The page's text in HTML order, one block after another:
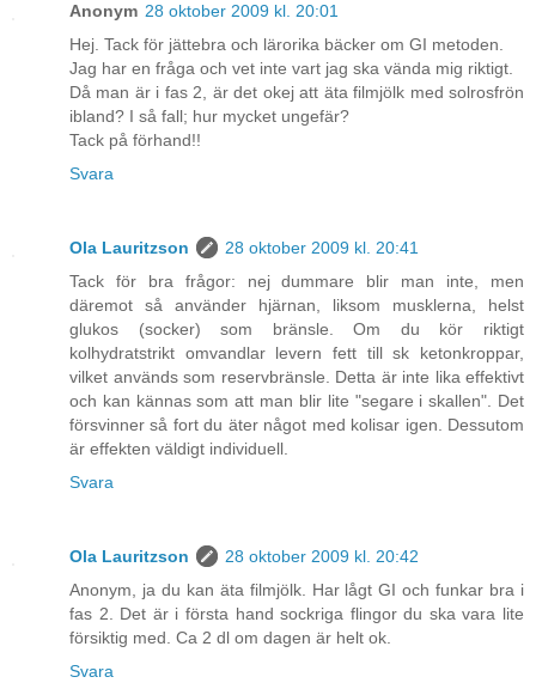
Anonym 28 oktober 2009 kl. 20:01
Hej. Tack för jättebra och lärorika bäcker om GI metoden.
Jag har en fråga och vet inte vart jag ska vända mig riktigt.
Då man är i fas 2, är det okej att äta filmjölk med solrosfrön
ibland? I så fall; hur mycket ungefär?
Tack på förhand!!
Svara
Ola Lauritzson
28 oktober 2009 kl. 20:41
Tack för bra frågor: nej dummare blir man inte, men
däremot så använder hjärnan, liksom musklerna, helst
glukos (socker) som bränsle. Om du kör riktigt
kolhydratstrikt omvandlar levern fett till sk ketonkroppar,
vilket används som reservbränsle. Detta är inte lika effektivt
och kan kännas som att man blir lite "segare i skallen". Det
försvinner så fort du äter något med kolisar igen. Dessutom
är effekten väldigt individuell.
Svara
Ola Lauritzson
28 oktober 2009 kl. 20:42
Anonym, ja du kan äta filmjölk. Har lågt GI och funkar bra i
fas 2. Det är i första hand sockriga flingor du ska vara lite
försiktig med. Ca 2 dl om dagen är helt ok.
Svara